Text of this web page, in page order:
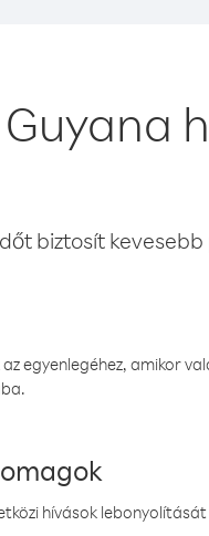
biztosít
egyenlegéhez, amikor
hívások